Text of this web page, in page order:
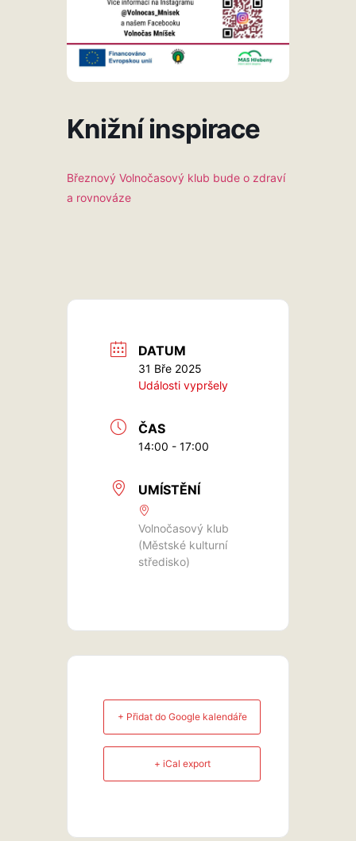
Knižní inspirace
Březnový Volnočasový klub bude o zdraví
a rovnováze
DATUM
31 Bře 2025
Události vypršely
ČAS
14:00 - 17:00
UMÍSTĚNÍ
Volnočasový klub
(Městské kulturní
středisko)
+ Přidat do Google kalendáře
+ iCal export